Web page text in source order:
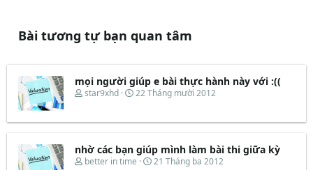
Bài tương tự bạn quan tâm
mọi người giúp e bài thực hành này với :((
T
e
d
s
star9xhd
N
y
ắ
t
22 Tháng mười 2012
nhờ các bạn giúp mình làm bài thi giữa kỳ
T
better in time
N
21 Tháng ba 2012